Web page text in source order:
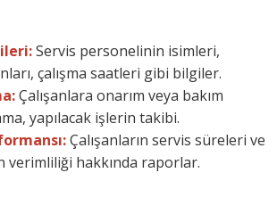
Servis personelinin isimleri,
çalışma saatleri gibi bilgiler.
Çalışanlara onarım veya bakım
yapılacak işlerin takibi.
Çalışanların servis süreleri ve
verimliliği hakkında raporlar.